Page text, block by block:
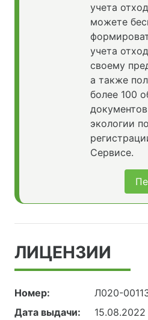
учета
можете
учета
своему
а также
более 100
экологии
Сервисе.
ЛИЦЕНЗИИ
Номер:
Л020-
Дата выдачи:
15.08.2022